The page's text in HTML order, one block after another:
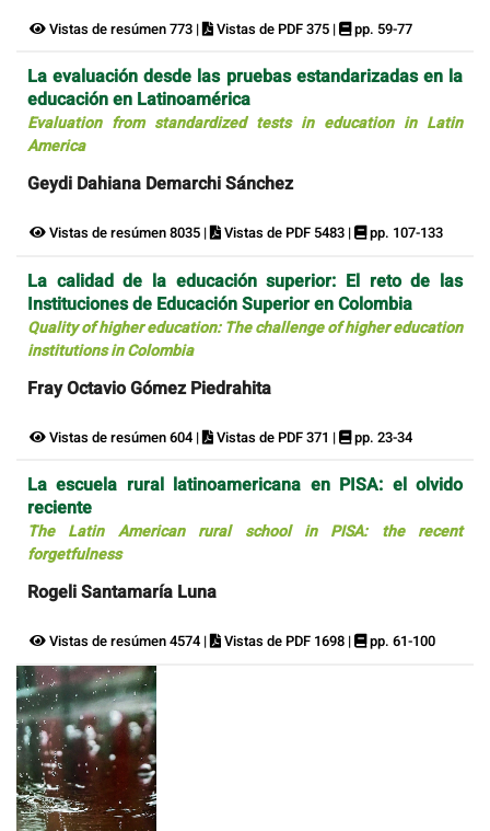
Vistas de resúmen 773 | Vistas de PDF 375 | pp. 59-77
La evaluación desde las pruebas estandarizadas en la
educación en Latinoamérica
Evaluation from standardized tests in education in Latin
America
Geydi Dahiana Demarchi Sánchez
Vistas de resúmen 8035 | Vistas de PDF 5483 | pp. 107-133
La calidad de la educación superior: El reto de las
Instituciones de Educación Superior en Colombia
Quality of higher education: The challenge of higher education
institutions in Colombia
Fray Octavio Gómez Piedrahita
Vistas de resúmen 604 | Vistas de PDF 371 | pp. 23-34
La escuela rural latinoamericana en PISA: el olvido
reciente
The Latin American rural school in PISA: the recent
forgetfulness
Rogeli Santamaría Luna
Vistas de resúmen 4574 | Vistas de PDF 1698 | pp. 61-100